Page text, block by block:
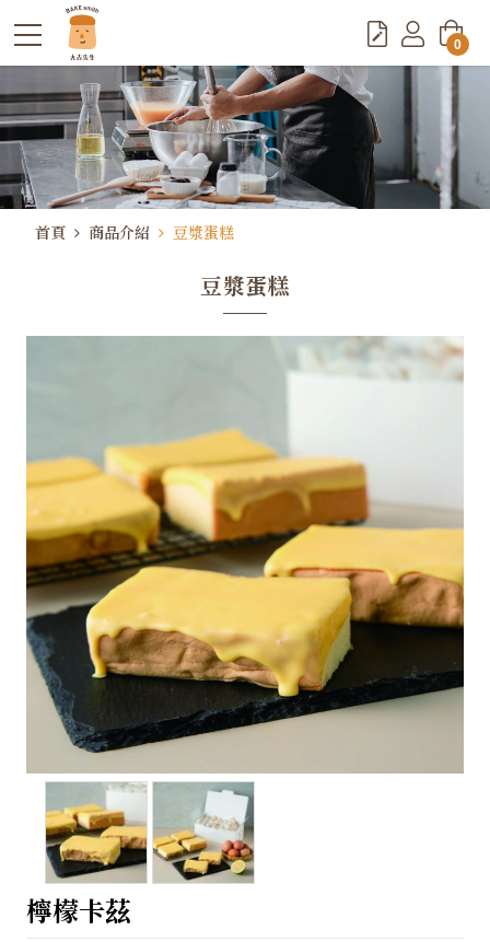
首頁 商品介紹 豆漿蛋糕
豆漿蛋糕
檸檬卡茲
0